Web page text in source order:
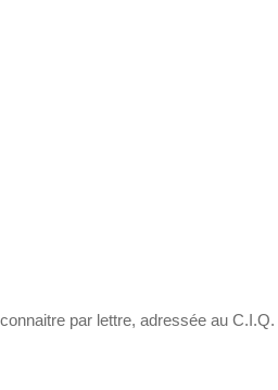
par lettre, adressée au